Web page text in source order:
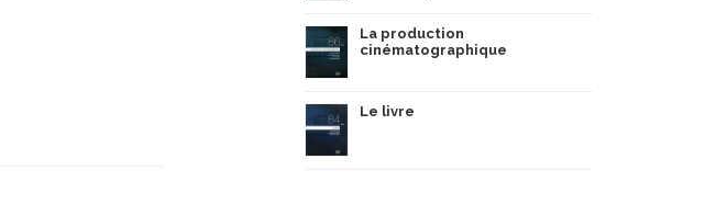
La production
cinématographique
Le livre